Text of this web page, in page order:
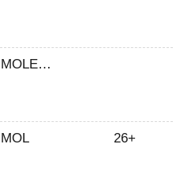
MOLEX/莫仕
MOL 26+